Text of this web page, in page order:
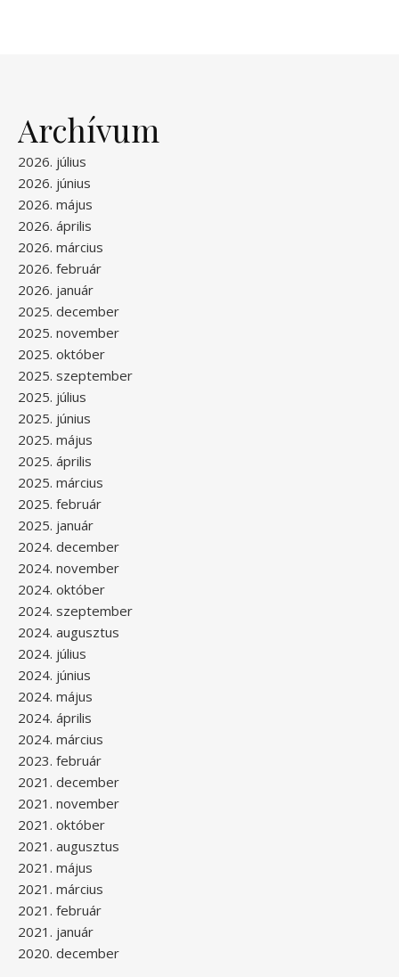
Archívum
2026. július
2026. június
2026. május
2026. április
2026. március
2026. február
2026. január
2025. december
2025. november
2025. október
2025. szeptember
2025. július
2025. június
2025. május
2025. április
2025. március
2025. február
2025. január
2024. december
2024. november
2024. október
2024. szeptember
2024. augusztus
2024. július
2024. június
2024. május
2024. április
2024. március
2023. február
2021. december
2021. november
2021. október
2021. augusztus
2021. május
2021. március
2021. február
2021. január
2020. december